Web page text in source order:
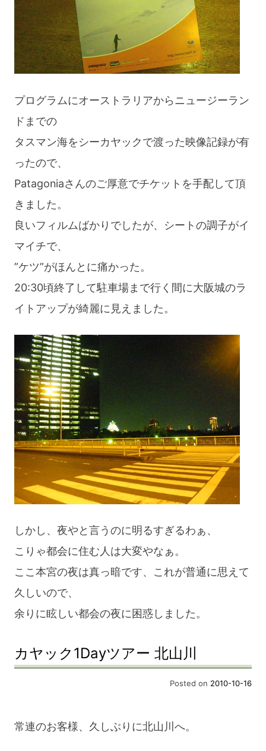
プログラムにオーストラリアからニュージーラン
ドまでの
タスマン海をシーカヤックで渡った映像記録が有
ったので、
Patagoniaさんのご厚意でチケットを手配して頂
きました。
良いフィルムばかりでしたが、シートの調子がイ
マイチで、
”ケツ”がほんとに痛かった。
20:30頃終了して駐車場まで行く間に大阪城のラ
イトアップが綺麗に見えました。
しかし、夜やと言うのに明るすぎるわぁ、
こりゃ都会に住む人は大変やなぁ。
ここ本宮の夜は真っ暗です、これが普通に思えて
久しいので、
余りに眩しい都会の夜に困惑しました。
カヤック1Dayツアー 北山川
Posted on 2010-10-16
常連のお客様、久しぶりに北山川へ。